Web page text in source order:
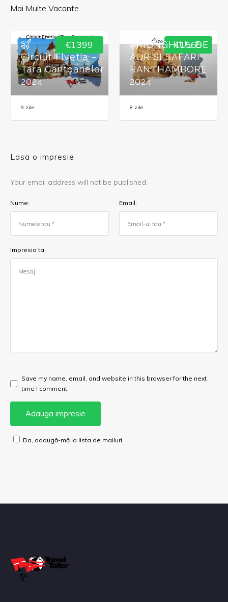
Mai Multe Vacante
€1399
Circuit Elvetia –
Tara Cantoanelor
2024
9 zile
€1565
TRIUNGHIUL DE
AUR SI SAFARI
RANTHAMBORE
2024
8 zile
Lasa o impresie
Your email address will not be published.
Nume: Email:
Impresia ta
Save my name, email, and website in this browser for the next
time I comment.
Da, adaugă-mă la lista de mailuri.